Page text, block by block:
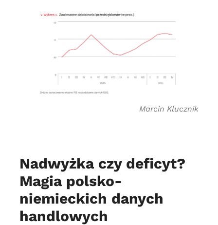
Marcin Klucznik
Nadwyżka czy deficyt?
Magia polsko-
niemieckich danych
handlowych